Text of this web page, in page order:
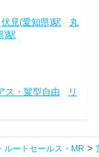
伏見(愛知県)駅
丸
)駅
ス・髪型自由
リ
ルートセールス・MR